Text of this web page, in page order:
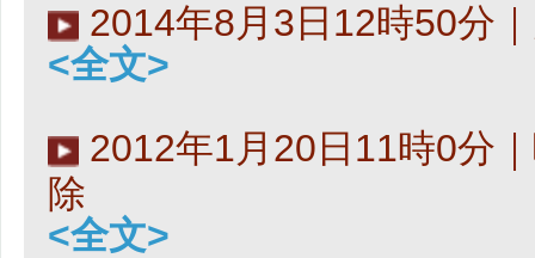
2014年8月3日12時50分
<全文>
2012年1月20日11時0分
除
<全文>